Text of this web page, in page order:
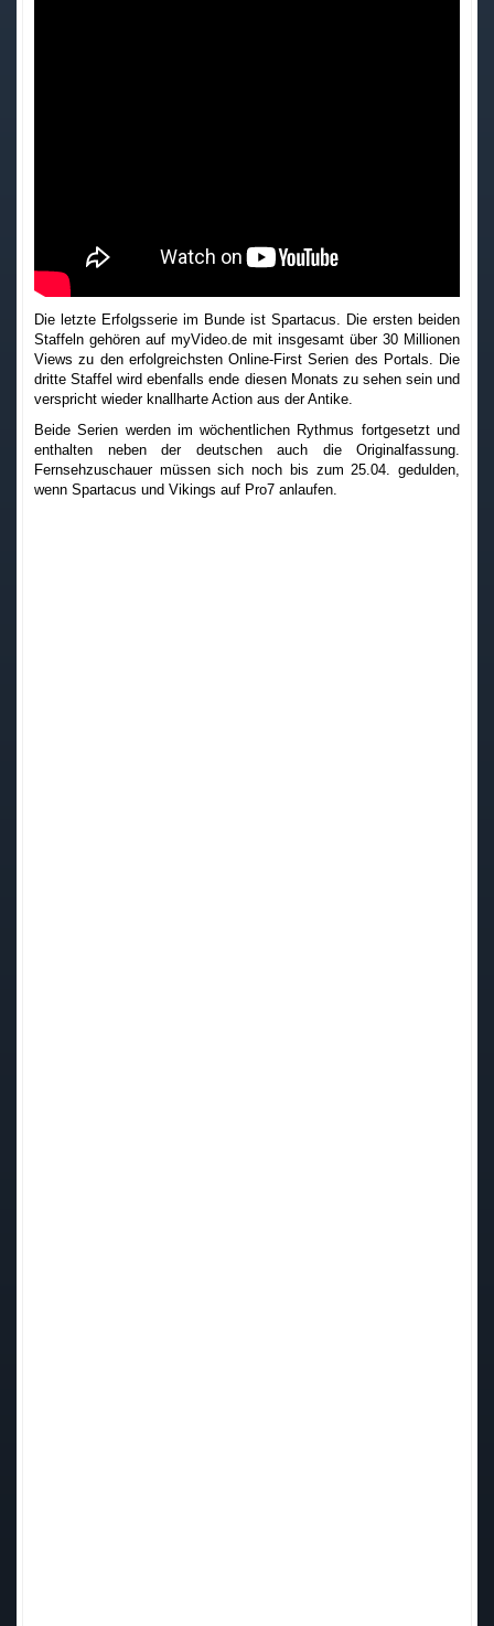
Die letzte Erfolgsserie im Bunde ist Spartacus. Die ersten beiden
Staffeln gehören auf myVideo.de mit insgesamt über 30 Millionen
Views zu den erfolgreichsten Online-First Serien des Portals. Die
dritte Staffel wird ebenfalls ende diesen Monats zu sehen sein und
verspricht wieder knallharte Action aus der Antike.
Beide Serien werden im wöchentlichen Rythmus fortgesetzt und
enthalten neben der deutschen auch die Originalfassung.
Fernsehzuschauer müssen sich noch bis zum 25.04. gedulden,
wenn Spartacus und Vikings auf Pro7 anlaufen.